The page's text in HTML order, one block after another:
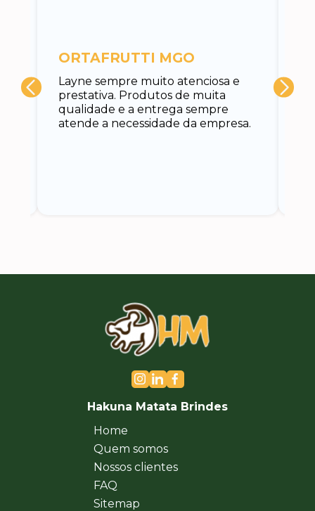
Layne sempre muito atenciosa e
prestativa. Produtos de muita
qualidade e a entrega sempre
atende a necessidade da empresa.
ORTAFRUTTI MGO
Hakuna Matata Brindes
Home
Quem somos
Nossos clientes
FAQ
Sitemap